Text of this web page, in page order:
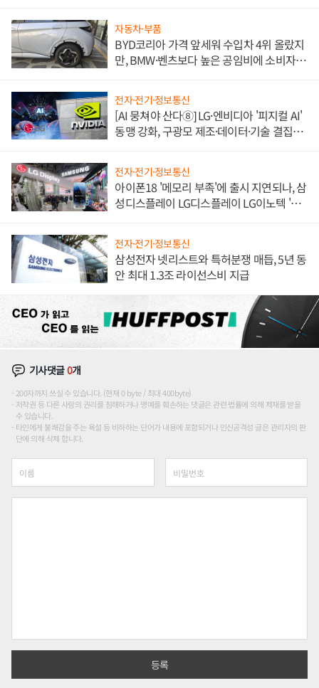
자동차·부품
BYD코리아 가격 앞세워 수입차 4위 올랐지
만, BMW·벤츠보다 높은 공임비에 소비자
전자·전기·정보통신
[AI 뭉쳐야 산다⑧] LG·엔비디아 '피지컬 AI'
동맹 강화, 구광모 제조·데이터·기술 결집
전자·전기·정보통신
아이폰18 '메모리 부족'에 출시 지연되나, 삼
성디스플레이 LG디스플레이 LG이노텍 '탈
전자·전기·정보통신
삼성전자 넷리스트와 특허분쟁 매듭, 5년 동
안 최대 1.3조 라이선스비 지급
기사댓글0개
200자까지 쓰실 수 있습니다. (현재 0 byte / 최대 400byte)
저작권 등 다른 사람의 권리를 침해하거나 명예를 훼손하는 댓글은 관련 법률에 의해 제재를 받을
수 있습니다.
타인에게 불쾌감을 주는 욕설 등 비하하는 단어가 내용에 포함되거나 인신공격성 글은 관리자의 판
단에 의해 삭제 합니다.